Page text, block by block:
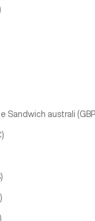
Sandwich australi